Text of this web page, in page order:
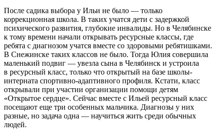
После садика выбора у Ильи не было — только
коррекционная школа. В таких учатся дети с задержкой
психического развития, глубокие инвалиды. Но в Челябинске
к тому времени начали открывать ресурсные классы, где
ребята с диагнозом учатся вместе со здоровыми ребятишками.
В Снежинске таких классов не было. Тогда Юлия совершила
маленький подвиг — увезла сына в Челябинск и устроила
в ресурсный класс, только что открытый на базе школы-
интерната спортивно-адаптивного профиля. Кстати, класс
открывали при участии организации помощи детям
«Открытое сердце». Сейчас вместе с Ильей ресурсный класс
посещают еще три особенных мальчика. Диагнозы у них
разные, но задача одна — научиться жить среди обычных
людей.